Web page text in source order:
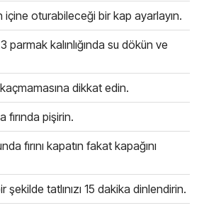
içine oturabileceği bir kap ayarlayın.
parmak kalınlığında su dökün ve
kaçmamasına dikkat edin.
fırında pişirin.
fırını kapatın fakat kapağını
şekilde tatlınızı 15 dakika dinlendirin.